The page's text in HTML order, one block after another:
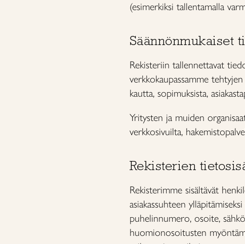
(esimerkiksi tallentamalla
Säännönmukaiset
Rekisteriin tallennettavat
verkkokaupassamme
kautta, sopimuksista,
Yritysten ja muiden
verkkosivuilta,
Rekisterien
Rekisterimme sisältävät
asiakassuhteen
puhelinnumero, osoite,
huomionosoitusten